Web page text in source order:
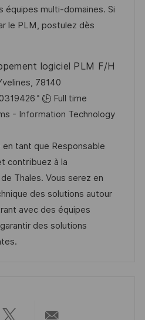
équipes multi-domaines. Si
le PLM, postulez dès
logiciel PLM F/H
78140
Full time
- Information Technology
tant que Responsable
contribuez à la
Thales. Vous serez en
des solutions autour
avec des équipes
des solutions